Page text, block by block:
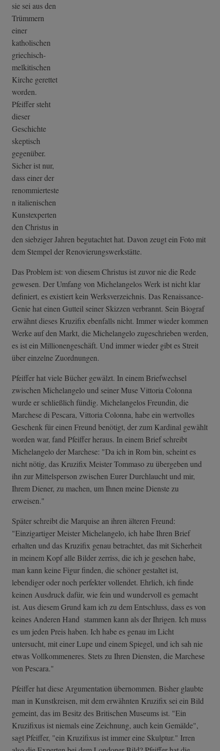
sie sei aus den
Trümmern
einer
katholischen
griechisch-
melkitischen
Kirche gerettet
worden.
Pfeiffer steht
dieser
Geschichte
skeptisch
gegenüber.
Sicher ist nur,
dass einer der
renommierteste
n italienischen
Kunstexperten
den Christus in
den siebziger Jahren begutachtet hat. Davon zeugt ein Foto mit
dem Stempel der Renovierungswerkstätte.
Das Problem ist: von diesem Christus ist zuvor nie die Rede
gewesen. Der Umfang von Michelangelos Werk ist nicht klar
definiert, es existiert kein Werksverzeichnis. Das Renaissance-
Genie hat einen Gutteil seiner Skizzen verbrannt. Sein Biograf
erwähnt dieses Kruzifix ebenfalls nicht. Immer wieder kommen
Werke auf den Markt, die Michelangelo zugeschrieben werden,
es ist ein Millionengeschäft. Und immer wieder gibt es Streit
über einzelne Zuordnungen.
Pfeiffer hat viele Bücher gewälzt. In einem Briefwechsel
zwischen Michelangelo und seiner Muse Vittoria Colonna
wurde er schließlich fündig. Michelangelos Freundin, die
Marchese di Pescara, Vittoria Colonna, habe ein wertvolles
Geschenk für einen Freund benötigt, der zum Kardinal gewählt
worden war, fand Pfeiffer heraus. In einem Brief schreibt
Michelangelo der Marchese: "Da ich in Rom bin, scheint es
nicht nötig, das Kruzifix Meister Tommaso zu übergeben und
ihn zur Mittelsperson zwischen Eurer Durchlaucht und mir,
Ihrem Diener, zu machen, um Ihnen meine Dienste zu
erweisen."
Später schreibt die Marquise an ihren älteren Freund:
"Einzigartiger Meister Michelangelo, ich habe Ihren Brief
erhalten und das Kruzifix genau betrachtet, das mit Sicherheit
in meinem Kopf alle Bilder zerriss, die ich je gesehen habe,
man kann keine Figur finden, die schöner gestaltet ist,
lebendiger oder noch perfekter vollendet. Ehrlich, ich finde
keinen Ausdruck dafür, wie fein und wundervoll es gemacht
ist. Aus diesem Grund kam ich zu dem Entschluss, dass es von
keines Anderen Hand stammen kann als der Ihrigen. Ich muss
es um jeden Preis haben. Ich habe es genau im Licht
untersucht, mit einer Lupe und einem Spiegel, und ich sah nie
etwas Vollkommeneres. Stets zu Ihren Diensten, die Marchese
von Pescara."
Pfeiffer hat diese Argumentation übernommen. Bisher glaubte
man in Kunstkreisen, mit dem erwähnten Kruzifix sei ein Bild
gemeint, das im Besitz des Britischen Museums ist. "Ein
Kruzifixus ist niemals eine Zeichnung, auch kein Gemälde",
sagt Pfeiffer, "ein Kruzifixus ist immer eine Skulptur." Irren